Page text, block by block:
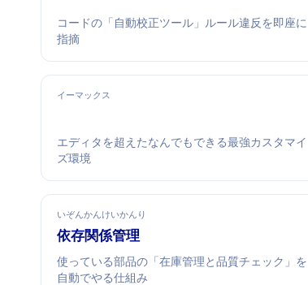
コードの「自動校正ツール」—ルール違反を即座に
指摘
イーマックス
エディタを超えた"OS"!? なんでもできる最強カスタマイ
ズ環境
いぞんかんけいかんり
依存関係管理
使っている部品の「在庫管理と品質チェック」を
自動でやる仕組み